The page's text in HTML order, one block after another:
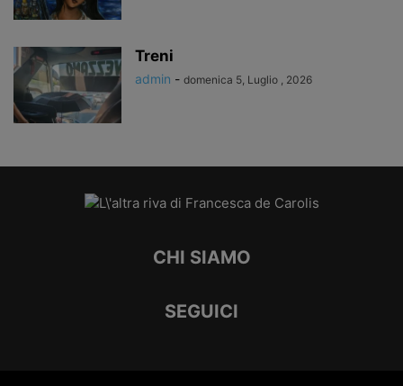
Treni
admin - domenica 5, Luglio , 2026
CHI SIAMO
SEGUICI